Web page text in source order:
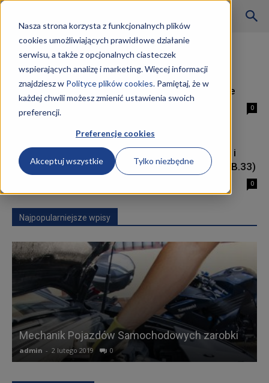
Nasza strona korzysta z funkcjonalnych plików
cookies umożliwiających prawidłowe działanie
serwisu, a także z opcjonalnych ciasteczek
wspierających analizę i marketing. Więcej informacji
znajdziesz w Polityce plików cookies.Pamiętaj, że w
każdej chwili możesz zmienić ustawienia swoich
preferencji.
Preferencje cookies
Akceptuj wszystkie Tylko niezbędne
Szkoły
Aktualności
Strona główna Tagi Kurs B.18
Tag: Kurs B.18
Technik Budownictwa kwalifikacje
0
Kurs Technik Budownictwa BD.29 i
BD.30 (dawniej B.18., B.16, B.30 i B.33)
0
Najpopularniejsze wpisy
Mechanik Pojazdów Samochodowych zarobki
admin - 2 lutego 2019 0